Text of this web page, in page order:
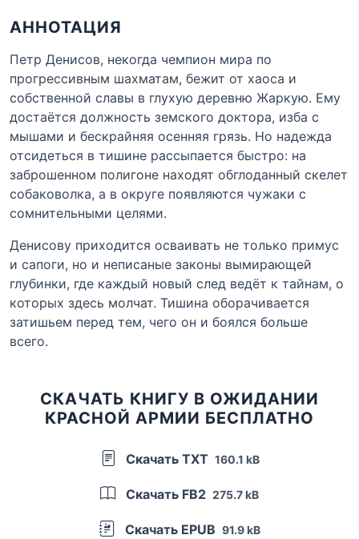
АННОТАЦИЯ
Петр Денисов, некогда чемпион мира по
прогрессивным шахматам, бежит от хаоса и
собственной славы в глухую деревню Жаркую. Ему
достаётся должность земского доктора, изба с
мышами и бескрайняя осенняя грязь. Но надежда
отсидеться в тишине рассыпается быстро: на
заброшенном полигоне находят обглоданный скелет
собаковолка, а в округе появляются чужаки с
сомнительными целями.
Денисову приходится осваивать не только примус
и сапоги, но и неписаные законы вымирающей
глубинки, где каждый новый след ведёт к тайнам, о
которых здесь молчат. Тишина оборачивается
затишьем перед тем, чего он и боялся больше
всего.
СКАЧАТЬ КНИГУ В ОЖИДАНИИ
КРАСНОЙ АРМИИ БЕСПЛАТНО
Скачать TXT 160.1 kB
Скачать FB2 275.7 kB
Скачать EPUB 91.9 kB